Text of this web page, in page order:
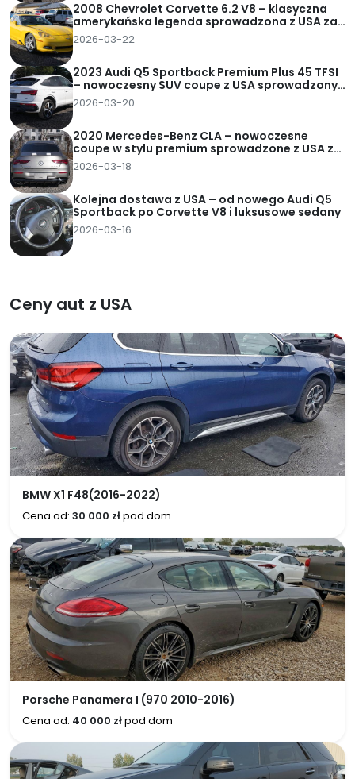
2008 Chevrolet Corvette 6.2 V8 – klasyczna
amerykańska legenda sprowadzona z USA za
62 tys. zł pod dom
2026-03-22
2023 Audi Q5 Sportback Premium Plus 45 TFSI
– nowoczesny SUV coupe z USA sprowadzony
za 95 tys. zł pod dom
2026-03-20
2020 Mercedes-Benz CLA – nowoczesne
coupe w stylu premium sprowadzone z USA za
82 tys. zł pod dom
2026-03-18
Kolejna dostawa z USA – od nowego Audi Q5
Sportback po Corvette V8 i luksusowe sedany
2026-03-16
Ceny aut z USA
BMW X1 F48(2016-2022)
Cena od: 30 000 złpod dom
Porsche Panamera I (970 2010-2016)
Cena od: 40 000 złpod dom